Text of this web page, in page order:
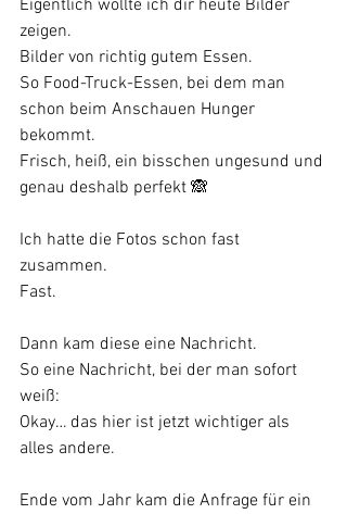
Eigentlich wollte ich dir heute Bilder
zeigen.
Bilder von richtig gutem Essen.
So Food-Truck-Essen, bei dem man
schon beim Anschauen Hunger
bekommt.
Frisch, heiß, ein bisschen ungesund und
genau deshalb perfekt 🙈
Ich hatte die Fotos schon fast
zusammen.
Fast.
Dann kam diese eine Nachricht.
So eine Nachricht, bei der man sofort
weiß:
Okay… das hier ist jetzt wichtiger als
alles andere.
Ende vom Jahr kam die Anfrage für ein